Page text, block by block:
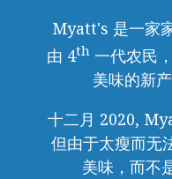
Myatt's 是一家
由 4th 一代农民
美味的新
十二月 2020,
但由于太瘦而无
美味，而不